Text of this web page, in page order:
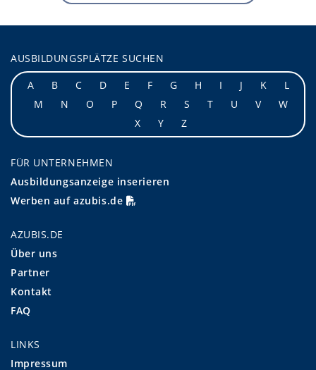
AUSBILDUNGSPLÄTZE SUCHEN
A
B C D E F G H I J K
L
M
N O P Q R S T U V
W
X
Y Z
FÜR UNTERNEHMEN
Ausbildungsanzeige inserieren
Werben auf azubis.de
AZUBIS.DE
Über uns
Partner
Kontakt
FAQ
LINKS
Impressum